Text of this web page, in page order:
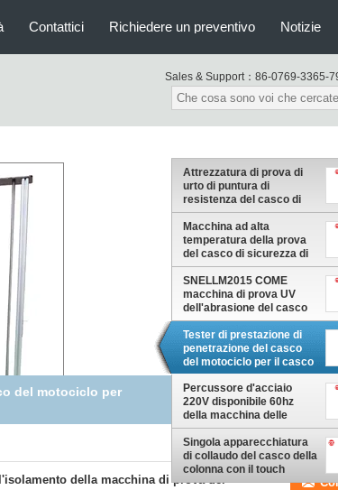
Contattici Richiedere un preventivo Notizie
Sales & Support： 86-0769-3365-
macchina delle
casco
Attrezzatura di prova di
urto di puntura di
resistenza del casco di
sicurezza di altezza
1000mm di goccia
Macchina ad alta
temperatura della prova
del casco di sicurezza di
AC220V per produzione
ed ispezione
SNELLM2015 COME
macchina di prova UV
dell'abrasione del casco
di sicurezza del carro
armato invecchiare dei
caschi di NZS 2063
Tester di prestazione di
penetrazione del casco
del motociclo per il casco
pieno o mezzo
Percussore d'acciaio
220V disponibile 60hz
della macchina delle
scarpe di sicurezza/di
prova urto del casco
Singola apparecchiatura
di collaudo del casco della
colonna con il touch
screen dello SpA
della macchina di prova del